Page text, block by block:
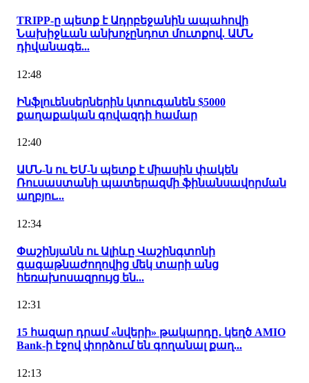
TRIPP-ը պետք է Ադրբեջանին ապահովի
Նախիջևան անխոչընդոտ մուտքով. ԱՄՆ
դիվանագե...
12:48
Ինֆլուենսերներին կտուգանեն $5000
քաղաքական գովազդի համար
12:40
ԱՄՆ-ն ու ԵՄ-ն պետք է միասին փակեն
Ռուսաստանի պատերազմի ֆինանսավորման
աղբյու...
12:34
Փաշինյանն ու Ալիևը Վաշինգտոնի
գագաթնաժողովից մեկ տարի անց
հեռախոսազրույց են...
12:31
15 հազար դրամ «նվերի» թակարդը․ կեղծ AMIO
Bank-ի էջով փորձում են գողանալ քաղ...
12:13